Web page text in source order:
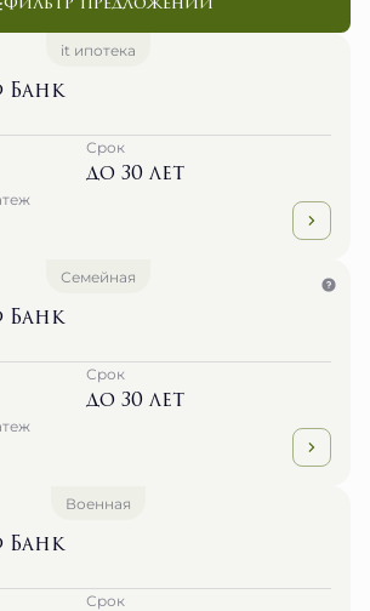
it ипотека
Срок
до 30 лет
Семейная
Срок
до 30 лет
Военная
Срок